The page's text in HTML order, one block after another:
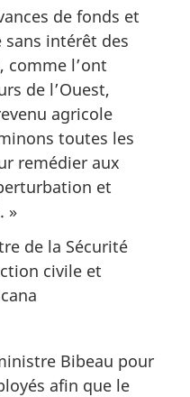
de fonds et
sans intérêt des
comme l’ont
de l’Ouest,
agricole
toutes les
remédier aux
et
»
de la Sécurité
civile et
Bibeau pour
afin que le